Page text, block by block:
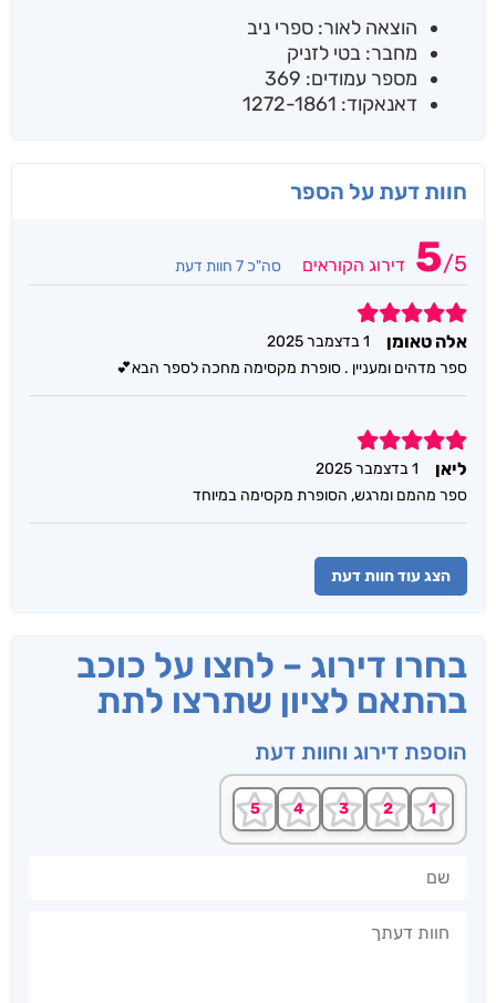
הוצאה לאור: ספרי ניב
מחבר: בטי לזניק
מספר עמודים: 369
דאנאקוד: 1272-1861
חוות דעת על הספר
5/5 דירוג הקוראים סה"כ 7 חוות דעת
5
אלה טאומן
1 בדצמבר 2025
ספר מדהים ומעניין . סופרת מקסימה מחכה לספר הבא💕
5
ליאן
1 בדצמבר 2025
ספר מהמם ומרגש, הסופרת מקסימה במיוחד
הצג עוד חוות דעת
בחרו דירוג – לחצו על כוכב
בהתאם לציון שתרצו לתת
הוספת דירוג וחוות דעת